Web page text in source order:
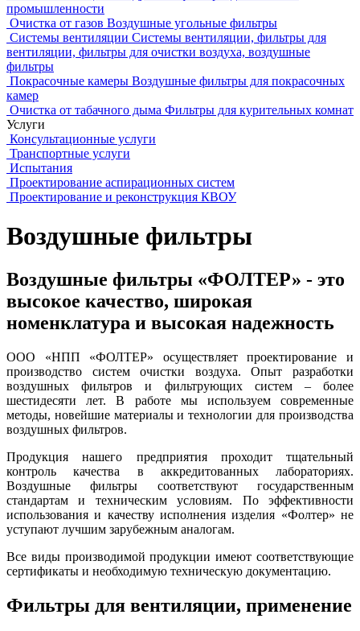
промышленности
Очистка от газов Воздушные угольные фильтры
Системы вентиляции Системы вентиляции, фильтры для
вентиляции, фильтры для очистки воздуха, воздушные
фильтры
Покрасочные камеры Воздушные фильтры для покрасочных
камер
Очистка от табачного дыма Фильтры для курительных комнат
Услуги
Консультационные услуги
Транспортные услуги
Испытания
Проектирование аспирационных систем
Проектирование и реконструкция КВОУ
Воздушные фильтры
Воздушные фильтры «ФОЛТЕР» - это
высокое качество, широкая
номенклатура и высокая надежность
ООО «НПП «ФОЛТЕР» осуществляет проектирование и
производство систем очистки воздуха. Опыт разработки
воздушных фильтров и фильтрующих систем – более
шестидесяти лет. В работе мы используем современные
методы, новейшие материалы и технологии для производства
воздушных фильтров.
Продукция нашего предприятия проходит тщательный
контроль качества в аккредитованных лабораториях.
Воздушные фильтры соответствуют государственным
стандартам и техническим условиям. По эффективности
использования и качеству исполнения изделия «Фолтер» не
уступают лучшим зарубежным аналогам.
Все виды производимой продукции имеют соответствующие
сертификаты и необходимую техническую документацию.
Фильтры для вентиляции, применение